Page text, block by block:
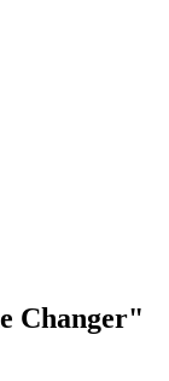
Changer"